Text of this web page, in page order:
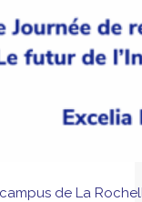
de La